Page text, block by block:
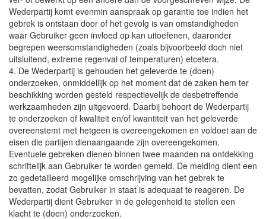
Wederpartij komt evenmin aanspraak op garantie toe indien het
gebrek is ontstaan door of het gevolg is van omstandigheden
waar Gebruiker geen invloed op kan uitoefenen, daaronder
begrepen weersomstandigheden (zoals bijvoorbeeld doch niet
uitsluitend, extreme regenval of temperaturen) etcetera.
4. De Wederpartij is gehouden het geleverde te (doen)
onderzoeken, onmiddellijk op het moment dat de zaken hem ter
beschikking worden gesteld respectievelijk de desbetreffende
werkzaamheden zijn uitgevoerd. Daarbij behoort de Wederpartij
te onderzoeken of kwaliteit en/of kwantiteit van het geleverde
overeenstemt met hetgeen is overeengekomen en voldoet aan de
eisen die partijen dienaangaande zijn overeengekomen.
Eventuele gebreken dienen binnen twee maanden na ontdekking
schriftelijk aan Gebruiker te worden gemeld. De melding dient een
zo gedetailleerd mogelijke omschrijving van het gebrek te
bevatten, zodat Gebruiker in staat is adequaat te reageren. De
Wederpartij dient Gebruiker in de gelegenheid te stellen een
klacht te (doen) onderzoeken.